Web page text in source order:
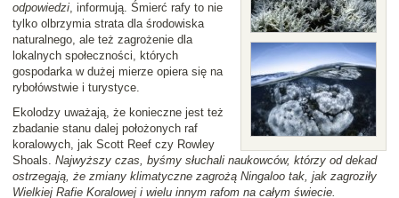
odpowiedzi, informują. Śmierć rafy to nie
tylko olbrzymia strata dla środowiska
naturalnego, ale też zagrożenie dla
lokalnych społeczności, których
gospodarka w dużej mierze opiera się na
rybołówstwie i turystyce.
Ekolodzy uważają, że konieczne jest też
zbadanie stanu dalej położonych raf
koralowych, jak Scott Reef czy Rowley
Shoals. Najwyższy czas, byśmy słuchali naukowców, którzy od dekad
ostrzegają, że zmiany klimatyczne zagrożą Ningaloo tak, jak zagroziły
Wielkiej Rafie Koralowej i wielu innym rafom na całym świecie.